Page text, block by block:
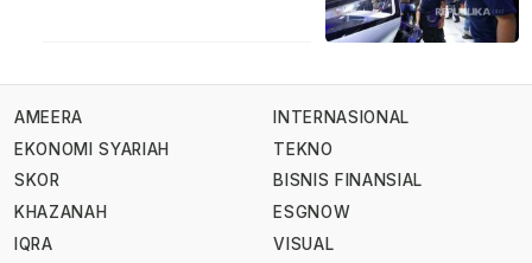
AMEERA
EKONOMI SYARIAH
SKOR
KHAZANAH
IQRA
INTERNASIONAL
TEKNO
BISNIS FINANSIAL
ESGNOW
VISUAL